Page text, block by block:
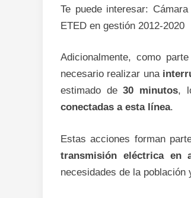
Te puede interesar:
ETED en gestión 2012-2020
Adicionalmente, como
necesario realizar una
estimado de30 minutos,
conectadas a esta línea.
Estas acciones forman
transmisión eléctrica en
necesidades de la